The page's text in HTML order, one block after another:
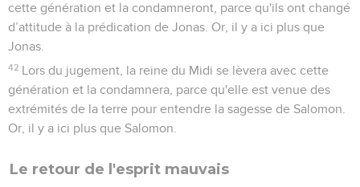
cette génération et la condamneront, parce qu'ils ont changé
d’attitude à la prédication de Jonas. Or, il y a ici plus que
Jonas.
42 Lors du jugement, la reine du Midi se lèvera avec cette
génération et la condamnera, parce qu'elle est venue des
extrémités de la terre pour entendre la sagesse de Salomon.
Or, il y a ici plus que Salomon.
Le retour de l'esprit mauvais